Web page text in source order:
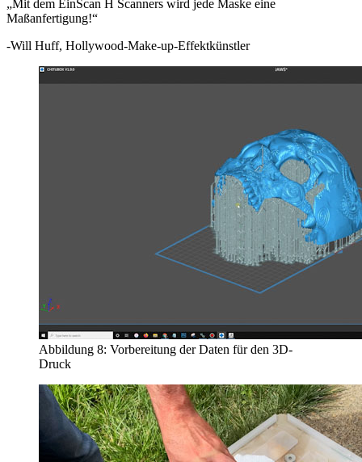
„Mit dem EinScan H Scanners wird jede Maske eine
Maßanfertigung!“
-Will Huff, Hollywood-Make-up-Effektkünstler
Abbildung 8: Vorbereitung der Daten für den 3D-
Druck